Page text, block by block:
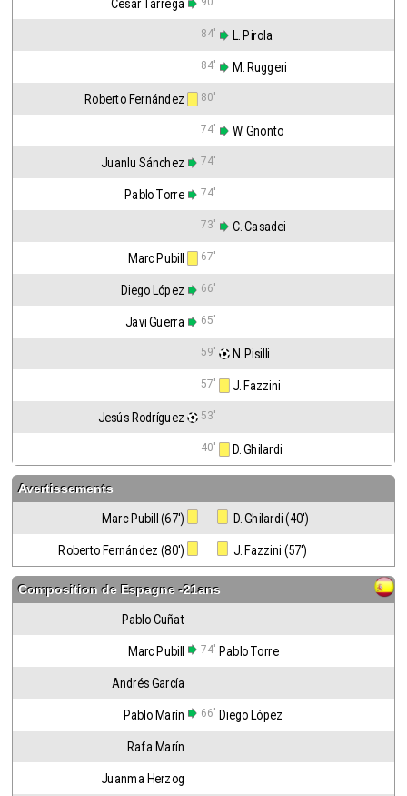
César Tárrega
84' L. Pirola
84' M. Ruggeri
Roberto Fernández 80'
74' W. Gnonto
Juanlu Sánchez 74'
Pablo Torre 74'
73' C. Casadei
Marc Pubill 67'
Diego López 66'
Javi Guerra 65'
59' N. Pisilli
57' J. Fazzini
Jesús Rodríguez 53'
40' D. Ghilardi
Avertissements
Marc Pubill (67') D. Ghilardi (40')
Roberto Fernández (80') J. Fazzini (57')
Composition de Espagne -21ans
Pablo Cuñat
Marc Pubill 74' Pablo Torre
Andrés García
Pablo Marín 66' Diego López
Rafa Marín
Juanma Herzog